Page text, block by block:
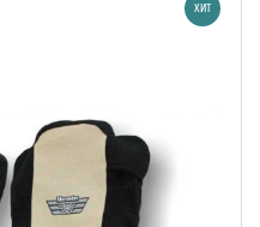
ХИТ